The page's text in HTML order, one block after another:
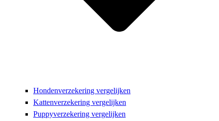
Hondenverzekering vergelijken
Kattenverzekering vergelijken
Puppyverzekering vergelijken